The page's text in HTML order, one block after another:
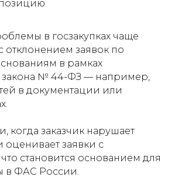
в госзакупках чаще
отклонением заявок по
в рамках
№ 44-ФЗ — например,
в документации или
когда заказчик нарушает
заявки с
становится основанием для
в ФАС России.